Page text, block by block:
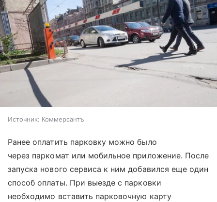
Источник: Коммерсантъ
Ранее оплатить парковку можно было
через паркомат или мобильное приложение. После
запуска нового сервиса к ним добавился еще один
способ оплаты. При выезде с парковки
необходимо вставить парковочную карту